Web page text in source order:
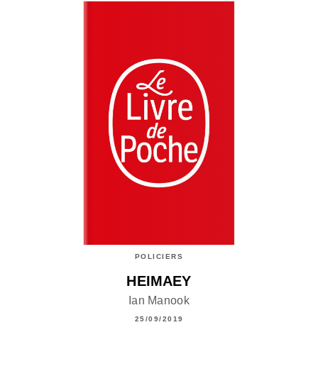
POLICIERS
HEIMAEY
Ian Manook
25/09/2019